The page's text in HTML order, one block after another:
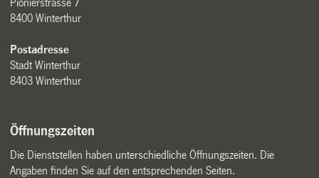
Pionierstrasse 7
8400 Winterthur
Postadresse
Stadt Winterthur
8403 Winterthur
Öffnungszeiten
Die Dienststellen haben unterschiedliche Öffnungszeiten. Die
Angaben finden Sie auf den entsprechenden Seiten.